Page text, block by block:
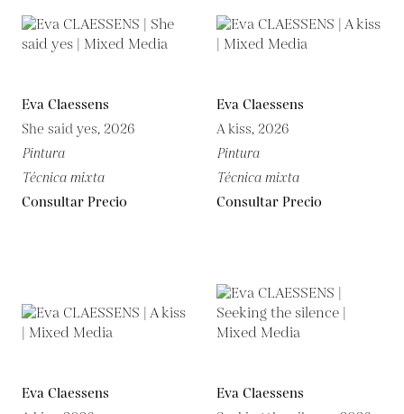
Eva Claessens
She said yes, 2026
Pintura
Técnica mixta
Consultar Precio
Eva Claessens
A kiss, 2026
Pintura
Técnica mixta
Consultar Precio
Eva Claessens
Eva Claessens